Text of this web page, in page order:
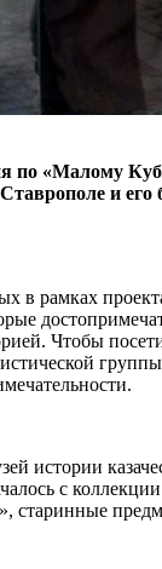
по «Малому
и
в рамках
Чтобы
истории
с
старинные